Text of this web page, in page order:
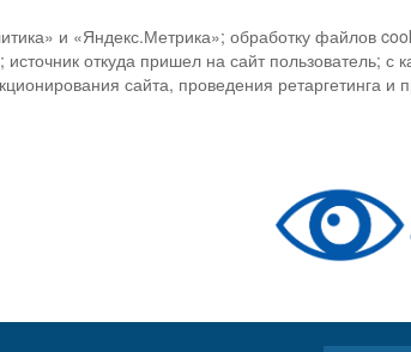
и «Яндекс.Метрика»; обработку файлов
откуда пришел на сайт пользователь; с
сайта, проведения ретаргетинга и